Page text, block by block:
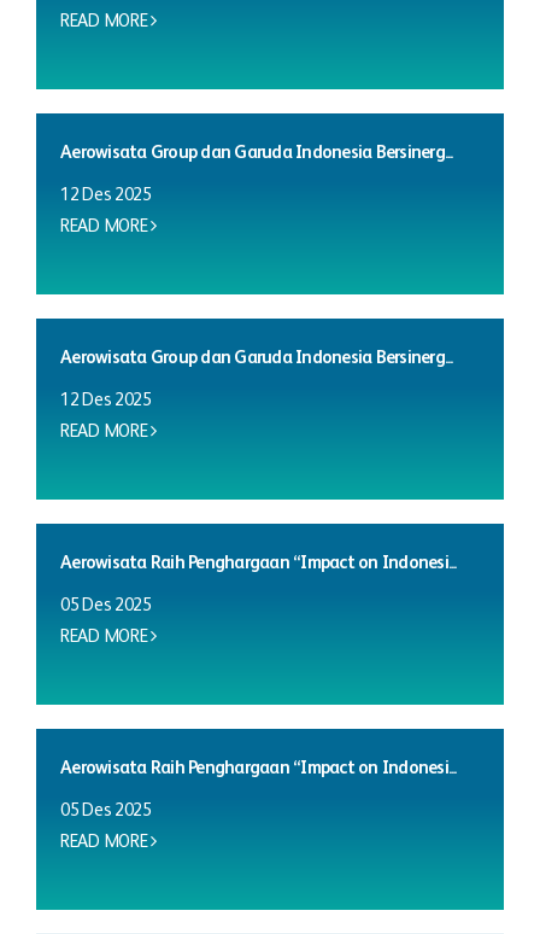
READ MORE
Aerowisata Group dan Garuda Indonesia Bersinerg...
12 Des 2025
READ MORE
Aerowisata Group dan Garuda Indonesia Bersinerg...
12 Des 2025
READ MORE
Aerowisata Raih Penghargaan “Impact on Indonesi...
05 Des 2025
READ MORE
Aerowisata Raih Penghargaan “Impact on Indonesi...
05 Des 2025
READ MORE